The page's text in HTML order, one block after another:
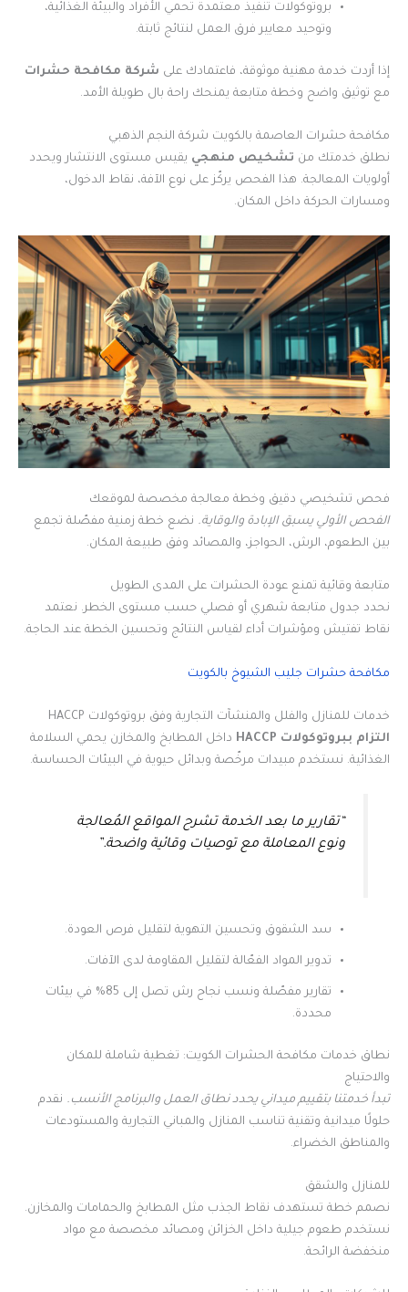
بروتوكولات تنفيذ معتمدة تحمي الأفراد والبيئة الغذائية،
وتوحيد معايير فرق العمل لنتائج ثابتة.
إذا أردت خدمة مهنية موثوقة، فاعتمادك على شركة مكافحة حشرات
مع توثيق واضح وخطة متابعة يمنحك راحة بال طويلة الأمد.
مكافحة حشرات العاصمة بالكويت شركة النجم الذهبي
نطلق خدمتك من تشخيص منهجي يقيس مستوى الانتشار ويحدد
أولويات المعالجة. هذا الفحص يركّز على نوع الآفة، نقاط الدخول،
ومسارات الحركة داخل المكان.
فحص تشخيصي دقيق وخطة معالجة مخصصة لموقعك
الفحص الأولي يسبق الإبادة والوقاية. نضع خطة زمنية مفصّلة تجمع
بين الطعوم، الرش، الحواجز، والمصائد وفق طبيعة المكان.
متابعة وقائية تمنع عودة الحشرات على المدى الطويل
نحدد جدول متابعة شهري أو فصلي حسب مستوى الخطر. نعتمد
نقاط تفتيش ومؤشرات أداء لقياس النتائج وتحسين الخطة عند الحاجة.
مكافحة حشرات جليب الشيوخ بالكويت
خدمات للمنازل والفلل والمنشآت التجارية وفق بروتوكولات HACCP
التزام ببروتوكولات HACCP
داخل المطابخ والمخازن يحمي السلامة
الغذائية. نستخدم مبيدات مرخّصة وبدائل حيوية في البيئات الحساسة.
“تقارير ما بعد الخدمة تشرح المواقع المُعالجة
ونوع المعاملة مع توصيات وقائية واضحة.”
سد الشقوق وتحسين التهوية لتقليل فرص العودة.
تدوير المواد الفعّالة لتقليل المقاومة لدى الآفات.
تقارير مفصّلة ونسب نجاح رش تصل إلى 85% في بيئات
محددة.
نطاق خدمات مكافحة الحشرات الكويت: تغطية شاملة للمكان
والاحتياج
تبدأ خدمتنا بتقييم ميداني يحدد نطاق العمل والبرنامج الأنسب. نقدم
حلولًا ميدانية وتقنية تناسب المنازل والمباني التجارية والمستودعات
والمناطق الخضراء.
للمنازل والشقق
نصمم خطة تستهدف نقاط الجذب مثل المطابخ والحمامات والمخازن.
نستخدم طعوم جيلية داخل الخزائن ومصائد مخصصة مع مواد
منخفضة الرائحة.